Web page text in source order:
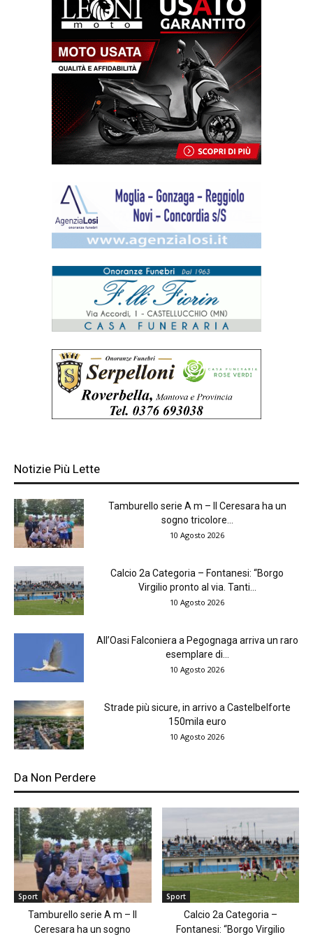
Notizie Più Lette
Tamburello serie A m – Il Ceresara ha un
sogno tricolore...
10 Agosto 2026
Calcio 2a Categoria – Fontanesi: “Borgo
Virgilio pronto al via. Tanti...
10 Agosto 2026
All’Oasi Falconiera a Pegognaga arriva un raro
esemplare di...
10 Agosto 2026
Strade più sicure, in arrivo a Castelbelforte
150mila euro
10 Agosto 2026
Da Non Perdere
Sport
Tamburello serie A m – Il
Ceresara ha un sogno
Sport
Calcio 2a Categoria –
Fontanesi: “Borgo Virgilio